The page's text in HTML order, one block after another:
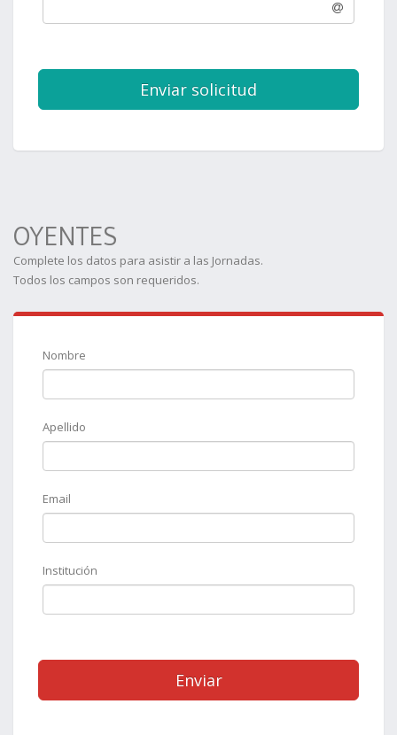
Enviar solicitud
OYENTES
Complete los datos para asistir a las Jornadas.
Todos los campos son requeridos.
Nombre
Apellido
Email
Institución
Enviar